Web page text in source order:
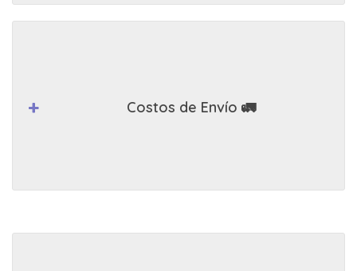
Costos de Envío 🚛